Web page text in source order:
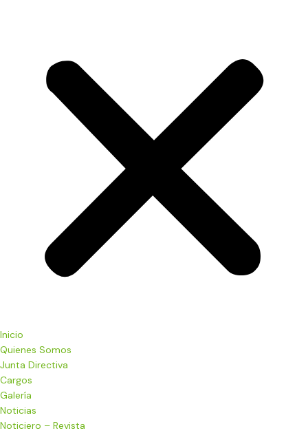
Inicio
Quienes Somos
Junta Directiva
Cargos
Galería
Noticias
Noticiero – Revista